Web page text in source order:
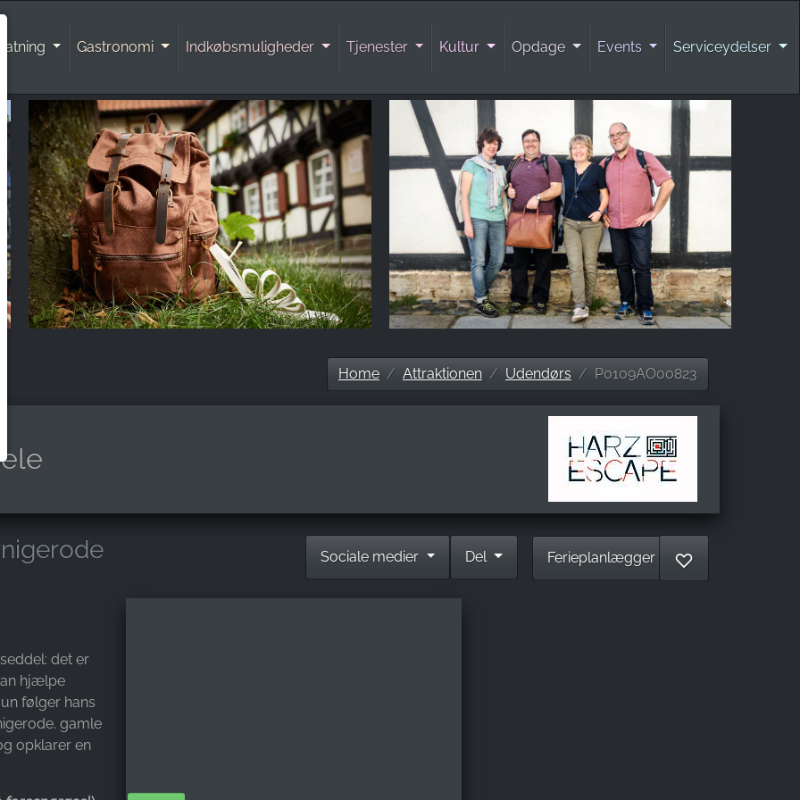
Gastronomi Indkøbsmuligheder Tjenester Kultur Opdage Events Serviceydelser
Home Attraktionen Udendørs P0109AO00823
Ferieplanlægger ♡
Del
Sociale medier
det er
hjælpe
følger hans
gamle
opklarer en